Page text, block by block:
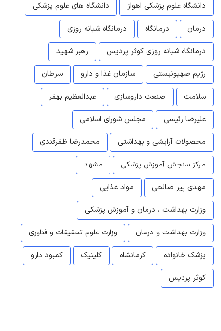
دانشگاه علوم پزشکی اهواز
دانشگاه های علوم پزشکی
درمان
درمانگاه
درمانگاه شبانه روزی
درمانگاه شبانه روزی کوثر پردیس
رهبر شهید
رژیم صهیونیستی
سازمان غذا و دارو
سرطان
سلامت
صنعت داروسازی
عبدالعظیم بهفر
علیرضا رئیسی
مجلس شورای اسلامی
محصولات آرایشی و بهداشتی
محمدرضا ظفرقندی
مرکز سنجش آموزش پزشکی
مشهد
مهدی پیر صالحی
مواد غذایی
وزارت بهداشت ، درمان و آموزش پزشکی
وزارت بهداشت و درمان
وزارت علوم تحقیقات و فناوری
پزشک خانواده
کرمانشاه کلینیک
کمبود دارو
کوثر پردیس